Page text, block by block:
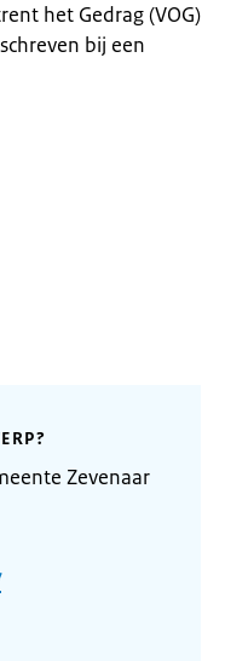
het Gedrag (VOG)
bij een
Zevenaar